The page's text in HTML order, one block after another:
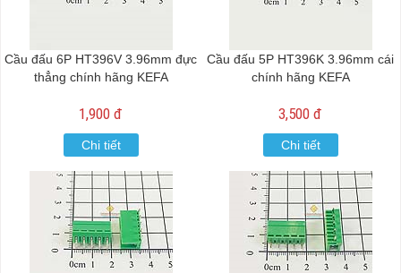
Cầu đấu 6P HT396V 3.96mm đực
thẳng chính hãng KEFA
1,900 đ
Chi tiết
Cầu đấu 5P HT396K 3.96mm cái
chính hãng KEFA
3,500 đ
Chi tiết